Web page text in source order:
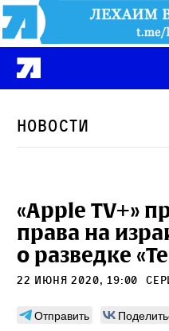
Новости
«Apple TV+»
права на
о разведке
22 июня 2020, 19:00
Отправить